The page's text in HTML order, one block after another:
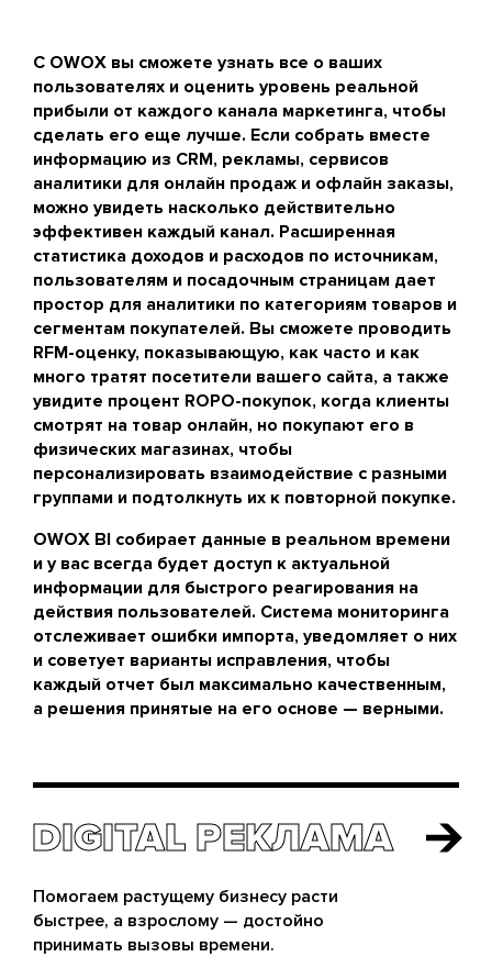
С OWOX вы сможете узнать все о ваших
пользователях и оценить уровень реальной
прибыли от каждого канала маркетинга, чтобы
сделать его еще лучше. Если собрать вместе
информацию из CRM, рекламы, сервисов
аналитики для онлайн продаж и офлайн заказы,
можно увидеть насколько действительно
эффективен каждый канал. Расширенная
статистика доходов и расходов по источникам,
пользователям и посадочным страницам дает
простор для аналитики по категориям товаров и
сегментам покупателей. Вы сможете проводить
RFM-оценку, показывающую, как часто и как
много тратят посетители вашего сайта, а также
увидите процент ROPO-покупок, когда клиенты
смотрят на товар онлайн, но покупают его в
физических магазинах, чтобы
персонализировать взаимодействие с разными
группами и подтолкнуть их к повторной покупке.
OWOX BI собирает данные в реальном времени
и у вас всегда будет доступ к актуальной
информации для быстрого реагирования на
действия пользователей. Система мониторинга
отслеживает ошибки импорта, уведомляет о них
и советует варианты исправления, чтобы
каждый отчет был максимально качественным,
а решения принятые на его основе — верными.
DIGITAL РЕКЛАМА
DIGITAL РЕКЛАМА
Помогаем растущему бизнесу расти
быстрее, а взрослому — достойно
принимать вызовы времени.